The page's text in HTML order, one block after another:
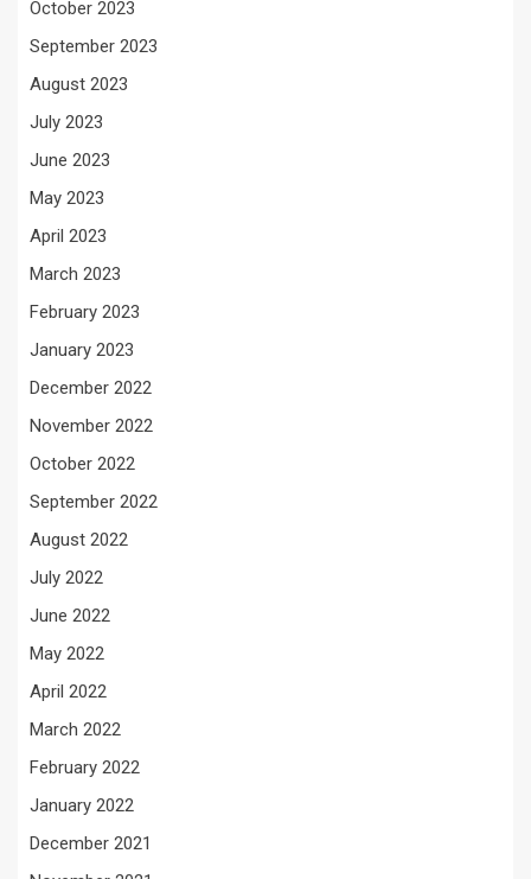
October 2023
September 2023
August 2023
July 2023
June 2023
May 2023
April 2023
March 2023
February 2023
January 2023
December 2022
November 2022
October 2022
September 2022
August 2022
July 2022
June 2022
May 2022
April 2022
March 2022
February 2022
January 2022
December 2021